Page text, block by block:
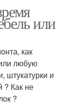
или
как
любую
штукатурки и
? Как не
?